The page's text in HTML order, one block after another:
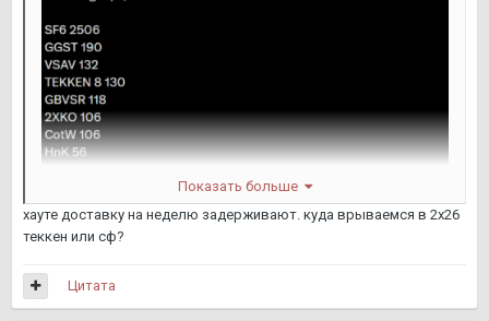
ы
без комментариев
Показать больше
хауте доставку на неделю задерживают. куда врываемся в 2х26
теккен или сф?
Цитата